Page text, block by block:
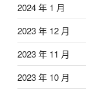
2024 年 1 月
2023 年 12 月
2023 年 11 月
2023 年 10 月